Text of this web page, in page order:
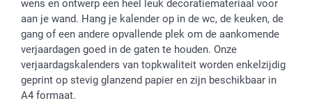
wens en ontwerp een heel leuk decoratiemateriaal voor
aan je wand. Hang je kalender op in de wc, de keuken, de
gang of een andere opvallende plek om de aankomende
verjaardagen goed in de gaten te houden. Onze
verjaardagskalenders van topkwaliteit worden enkelzijdig
geprint op stevig glanzend papier en zijn beschikbaar in
A4 formaat.